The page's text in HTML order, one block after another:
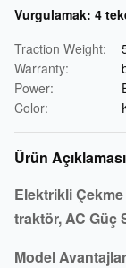
Vurgulamak: 4
Traction Weight:
Warranty:
Power:
Color:
Ürün Açıklaması
Elektrikli
traktör, AC Güç
Model